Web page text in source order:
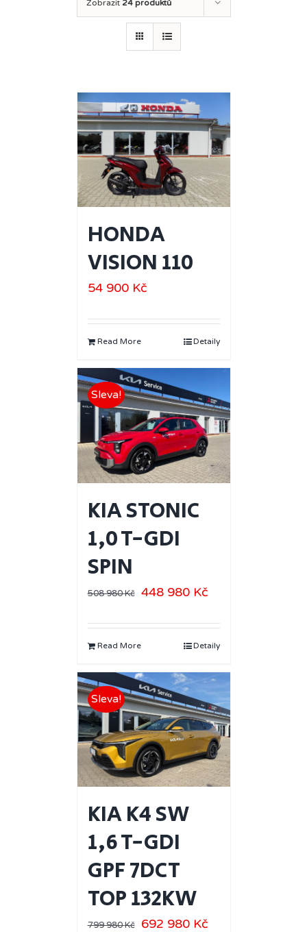
Zobrazit 24 produktů
HONDA
VISION 110
54 900 Kč
Read More Detaily
Sleva!
KIA STONIC
1,0 T-GDI
SPIN
508 980Kč 448 980 Kč
Read More Detaily
Sleva!
KIA K4 SW
1,6 T-GDI
GPF 7DCT
TOP 132KW
799 980Kč 692 980 Kč